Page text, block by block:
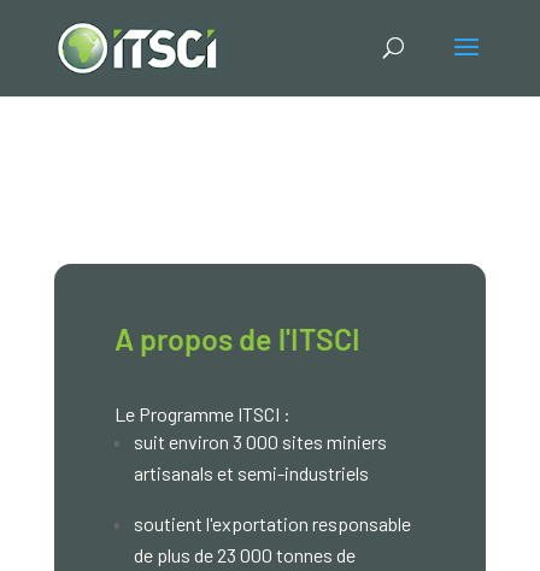
A propos de l'ITSCI
Le Programme ITSCI :
suit environ 3 000 sites miniers
artisanals et semi-industriels
soutient l'exportation responsable
de plus de 23 000 tonnes de